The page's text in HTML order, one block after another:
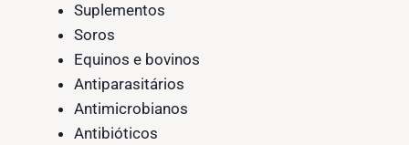
Suplementos
Soros
Equinos e bovinos
Antiparasitários
Antimicrobianos
Antibióticos